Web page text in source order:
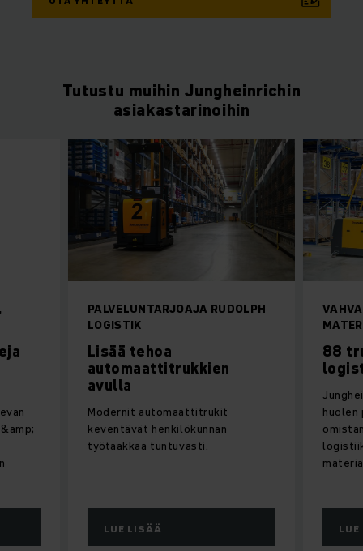
Tutustu muihin Jungheinrichin
asiakastarinoihin
PALVELUNTARJOAJA RUDOLPH
LOGISTIK
Lisää tehoa
automaattitrukkien
avulla
Modernit automaattitrukit
keventävät henkilökunnan
työtaakkaa tuntuvasti.
LUE LISÄÄ
88